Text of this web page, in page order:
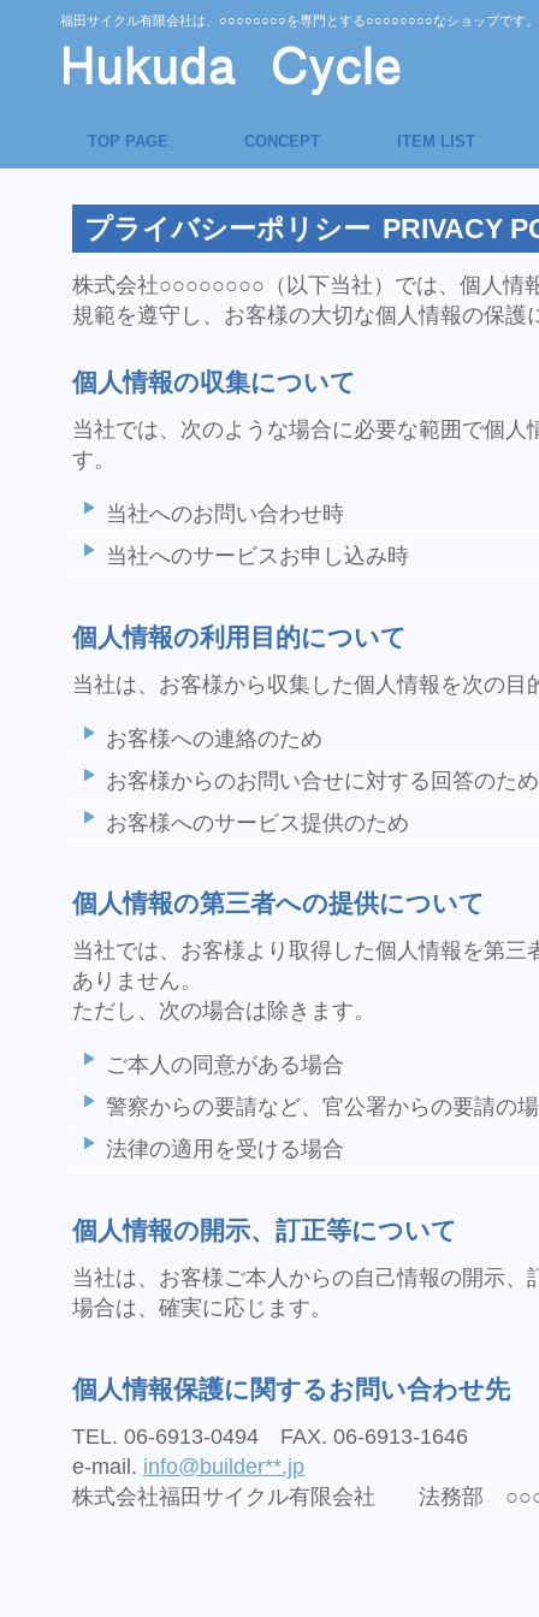
福田サイクル有限会社は、○○○○○○○○を専門とする○○○○○○○○なショップです。
プライバシーポリシー PRIVACY
株式会社○○○○○○○○（以下当社）では、個人情
規範を遵守し、お客様の大切な個人情報の保護
個人情報の収集について
当社では、次のような場合に必要な範囲で個人
す。
当社へのお問い合わせ時
当社へのサービスお申し込み時
個人情報の利用目的について
当社は、お客様から収集した個人情報を次の目
お客様への連絡のため
お客様からのお問い合せに対する回答のため
お客様へのサービス提供のため
個人情報の第三者への提供について
当社では、お客様より取得した個人情報を第三
ありません。
ただし、次の場合は除きます。
ご本人の同意がある場合
警察からの要請など、官公署からの要請の
法律の適用を受ける場合
個人情報の開示、訂正等について
当社は、お客様ご本人からの自己情報の開示、
場合は、確実に応じます。
個人情報保護に関するお問い合わせ先
TEL. 06-6913-0494 FAX. 06-6913-1646
e-mail. info@builder**.jp
株式会社福田サイクル有限会社 法務部
TOP PAGE CONCEPT ITEM LIST